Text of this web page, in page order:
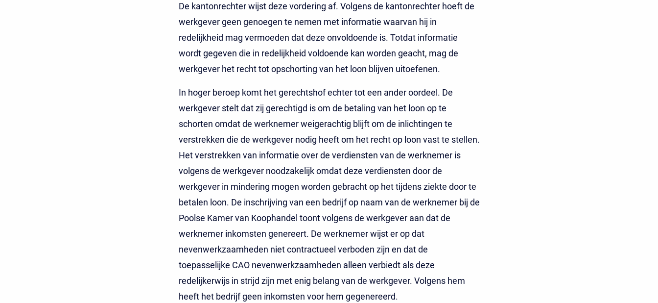
De kantonrechter wijst deze vordering af. Volgens de kantonrechter hoeft de
werkgever geen genoegen te nemen met informatie waarvan hij in
redelijkheid mag vermoeden dat deze onvoldoende is. Totdat informatie
wordt gegeven die in redelijkheid voldoende kan worden geacht, mag de
werkgever het recht tot opschorting van het loon blijven uitoefenen.
In hoger beroep komt het gerechtshof echter tot een ander oordeel. De
werkgever stelt dat zij gerechtigd is om de betaling van het loon op te
schorten omdat de werknemer weigerachtig blijft om de inlichtingen te
verstrekken die de werkgever nodig heeft om het recht op loon vast te stellen.
Het verstrekken van informatie over de verdiensten van de werknemer is
volgens de werkgever noodzakelijk omdat deze verdiensten door de
werkgever in mindering mogen worden gebracht op het tijdens ziekte door te
betalen loon. De inschrijving van een bedrijf op naam van de werknemer bij de
Poolse Kamer van Koophandel toont volgens de werkgever aan dat de
werknemer inkomsten genereert. De werknemer wijst er op dat
nevenwerkzaamheden niet contractueel verboden zijn en dat de
toepasselijke CAO nevenwerkzaamheden alleen verbiedt als deze
redelijkerwijs in strijd zijn met enig belang van de werkgever. Volgens hem
heeft het bedrijf geen inkomsten voor hem gegenereerd.